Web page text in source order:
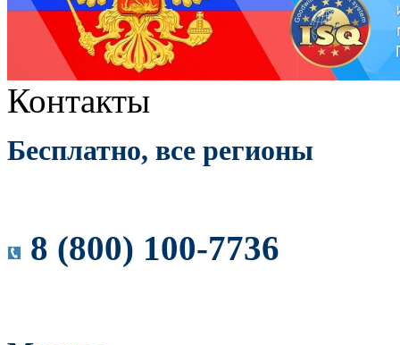
Контакты
Бесплатно, все регионы
8 (800) 100-7736